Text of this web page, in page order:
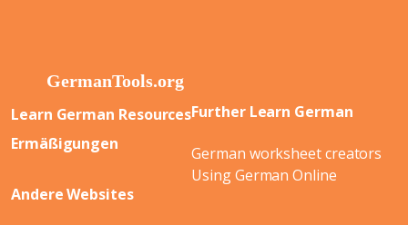
Learn German Resources
Ermäßigungen
Further Learn German
German worksheet creators
Using German Online
Andere Websites